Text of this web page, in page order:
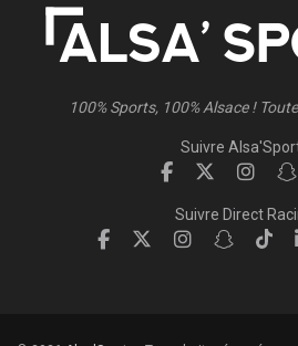
100% Sports, 100% Alsace !
Suivre
Suivre Direct